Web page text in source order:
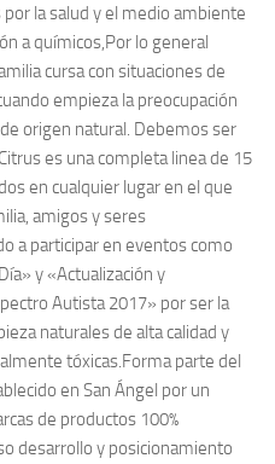
la salud y el medio ambiente
a químicos,Por lo general
cursa con situaciones de
empieza la preocupación
origen natural. Debemos ser
es una completa linea de 15
en cualquier lugar en el que
amigos y seres
a participar en eventos como
y «Actualización y
Autista 2017» por ser la
naturales de alta calidad y
tóxicas.Forma parte del
en San Ángel por un
de productos 100%
desarrollo y posicionamiento